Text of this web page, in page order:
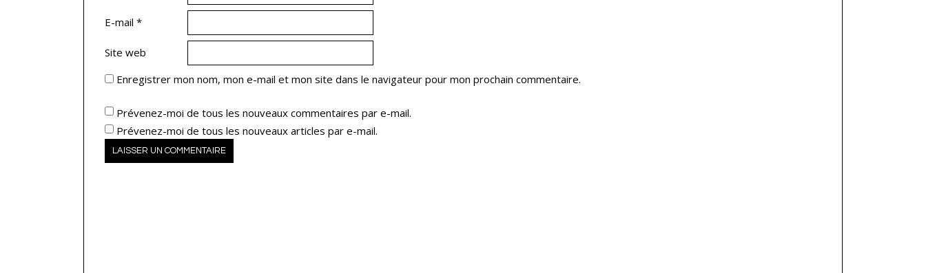
E-mail *
Site web
Enregistrer mon nom, mon e-mail et mon site dans le navigateur pour mon prochain commentaire.
Prévenez-moi de tous les nouveaux commentaires par e-mail.
Prévenez-moi de tous les nouveaux articles par e-mail.